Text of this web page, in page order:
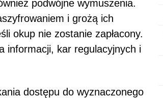
podwójne wymuszenia.
i grożą ich
okup nie zostanie zapłacony.
informacji, kar regulacyjnych i
dostępu do wyznaczonego